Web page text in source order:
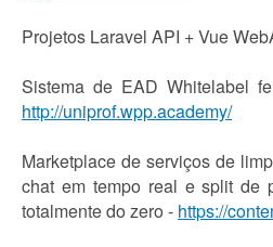
Projetos Laravel API + Vue
Sistema de EAD Whitelabel
http://uniprof.wpp.academy/
Marketplace de serviços de
chat em tempo real e split de
totalmente do zero - https://